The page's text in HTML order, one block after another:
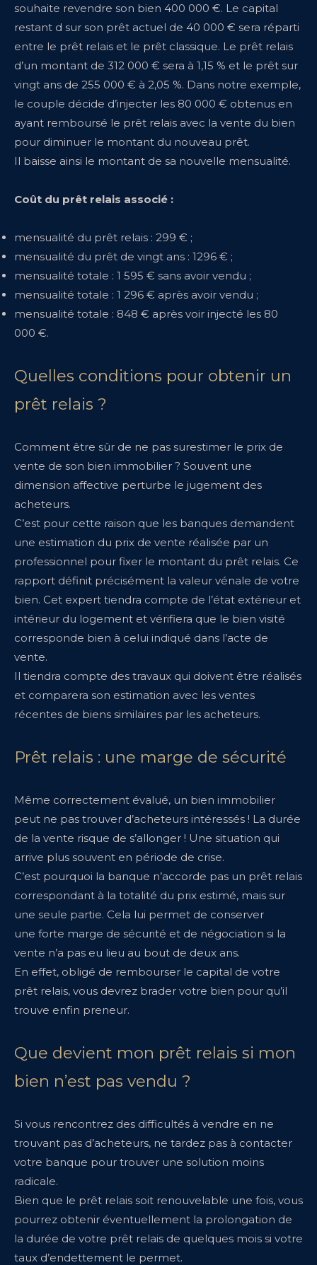
souhaite revendre son bien 400 000 €. Le capital
restant d sur son prêt actuel de 40 000 € sera réparti
entre le prêt relais et le prêt classique. Le prêt relais
d’un montant de 312 000 € sera à 1,15 % et le prêt sur
vingt ans de 255 000 € à 2,05 %. Dans notre exemple,
le couple décide d’injecter les 80 000 € obtenus en
ayant remboursé le prêt relais avec la vente du bien
pour diminuer le montant du nouveau prêt.
Il baisse ainsi le montant de sa nouvelle mensualité.
Coût du prêt relais associé :
mensualité du prêt relais : 299 € ;
mensualité du prêt de vingt ans : 1296 € ;
mensualité totale : 1 595 € sans avoir vendu ;
mensualité totale : 1 296 € après avoir vendu ;
mensualité totale : 848 € après voir injecté les 80
000 €.
Quelles conditions pour obtenir un
prêt relais ?
Comment être sûr de ne pas surestimer le prix de
vente de son bien immobilier ? Souvent une
dimension affective perturbe le jugement des
acheteurs.
C’est pour cette raison que les banques demandent
une estimation du prix de vente réalisée par un
professionnel pour fixer le montant du prêt relais. Ce
rapport définit précisément la valeur vénale de votre
bien. Cet expert tiendra compte de l’état extérieur et
intérieur du logement et vérifiera que le bien visité
corresponde bien à celui indiqué dans l’acte de
vente.
Il tiendra compte des travaux qui doivent être réalisés
et comparera son estimation avec les ventes
récentes de biens similaires par les acheteurs.
Prêt relais : une marge de sécurité
Même correctement évalué, un bien immobilier
peut ne pas trouver d’acheteurs intéressés ! La durée
de la vente risque de s’allonger ! Une situation qui
arrive plus souvent en période de crise.
C’est pourquoi la banque n’accorde pas un prêt relais
correspondant à la totalité du prix estimé, mais sur
une seule partie. Cela lui permet de conserver
une forte marge de sécurité et de négociation si la
vente n’a pas eu lieu au bout de deux ans.
En effet, obligé de rembourser le capital de votre
prêt relais, vous devrez brader votre bien pour qu’il
trouve enfin preneur.
Que devient mon prêt relais si mon
bien n’est pas vendu ?
Si vous rencontrez des difficultés à vendre en ne
trouvant pas d’acheteurs, ne tardez pas à contacter
votre banque pour trouver une solution moins
radicale.
Bien que le prêt relais soit renouvelable une fois, vous
pourrez obtenir éventuellement la prolongation de
la durée de votre prêt relais de quelques mois si votre
taux d’endettement le permet.